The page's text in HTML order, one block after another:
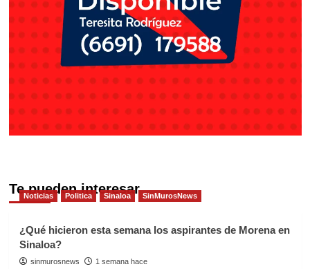
Te pueden interesar
Noticias Politica Sinaloa SinMurosNews
¿Qué hicieron esta semana los aspirantes de Morena en
Sinaloa?
sinmurosnews 1 semana hace